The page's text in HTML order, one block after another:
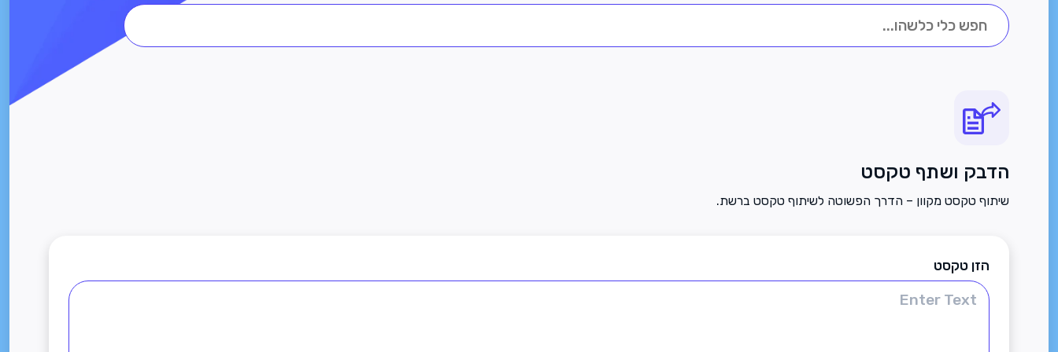
הדבק ושתף טקסט
שיתוף טקסט מקוון – הדרך הפשוטה לשיתוף טקסט ברשת.
הזן טקסט